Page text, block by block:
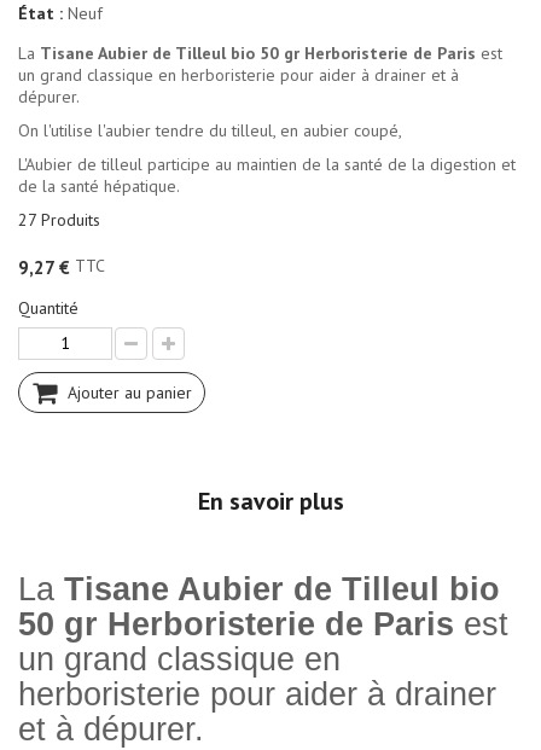
État : Neuf
La Tisane Aubier de Tilleul bio 50 gr Herboristerie de Paris est
un grand classique en herboristerie pour aider à drainer et à
dépurer.
On l'utilise l'aubier tendre du tilleul, en aubier coupé,
L'Aubier de tilleul participe au maintien de la santé de la digestion et
de la santé hépatique.
27 Produits
9,27 € TTC
Quantité
Ajouter au panier
En savoir plus
La Tisane Aubier de Tilleul bio
50 gr Herboristerie de Paris est
un grand classique en
herboristerie pour aider à drainer
et à dépurer.